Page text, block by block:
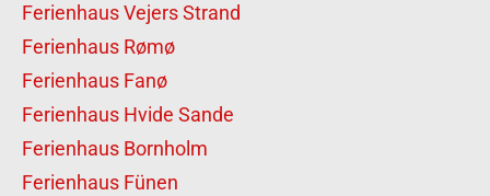
Ferienhaus Vejers Strand
Ferienhaus Rømø
Ferienhaus Fanø
Ferienhaus Hvide Sande
Ferienhaus Bornholm
Ferienhaus Fünen